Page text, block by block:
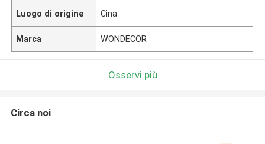
Luogo di origine Cina
Marca WONDECOR
Osservi più
Circa noi